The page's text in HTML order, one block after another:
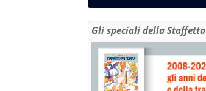
Gli speciali della Staffetta